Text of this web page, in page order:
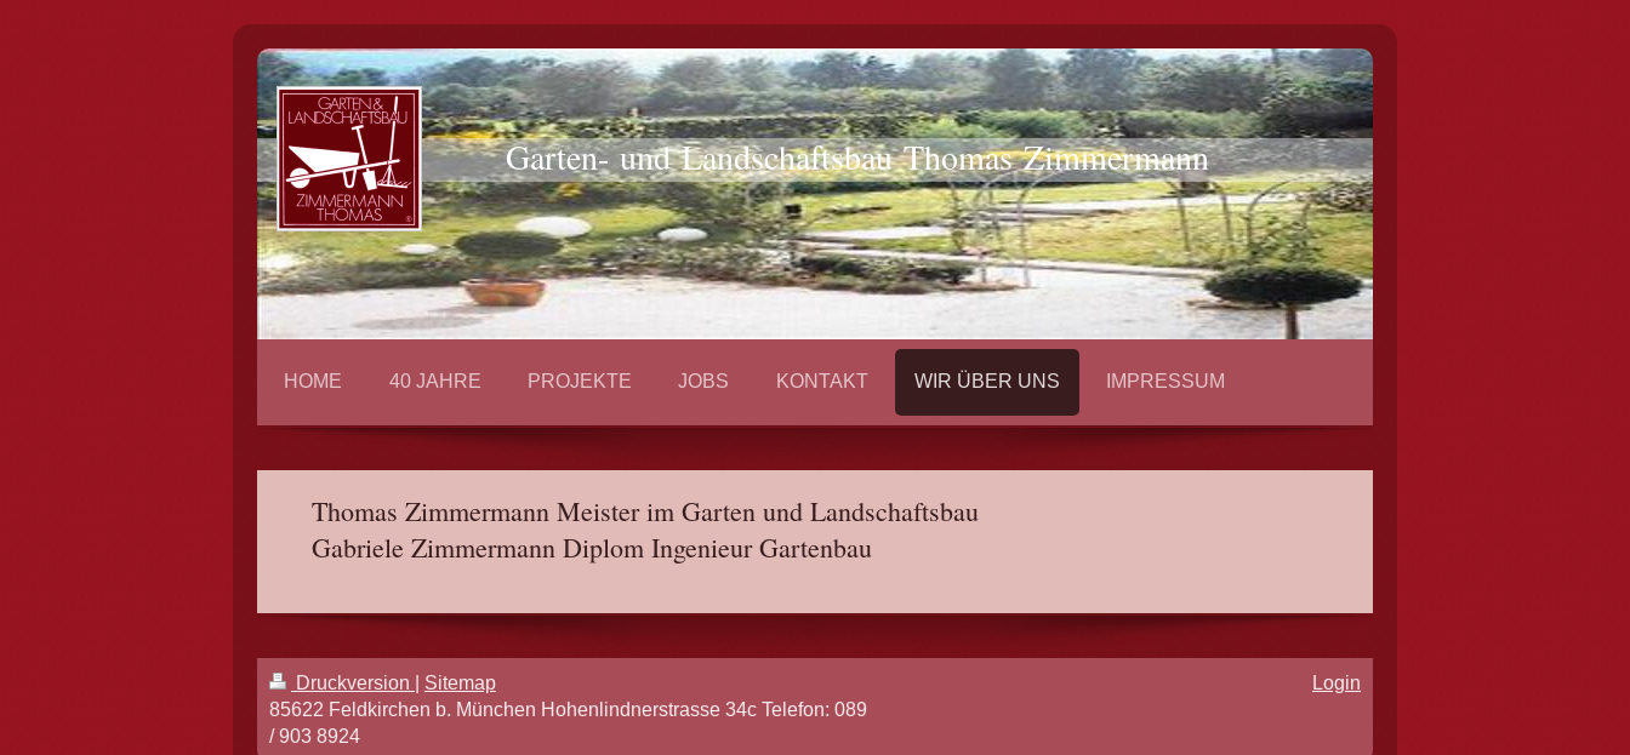
Garten- und Landschaftsbau Thomas Zimmermann
HOME 40 JAHRE PROJEKTE JOBS KONTAKT WIR ÜBER UNS IMPRESSUM
Thomas Zimmermann Meister im Garten und Landschaftsbau
Gabriele Zimmermann Diplom Ingenieur Gartenbau
Druckversion
Sitemap
85622 Feldkirchen b. München Hohenlindnerstrasse 34c Telefon: 089
/ 903 8924
Login